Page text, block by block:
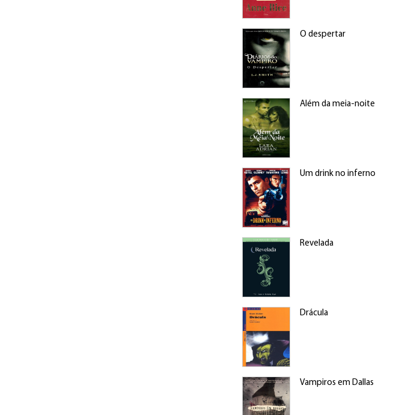
O despertar
Além da meia-noite
Um drink no inferno
Revelada
Drácula
Vampiros em Dallas